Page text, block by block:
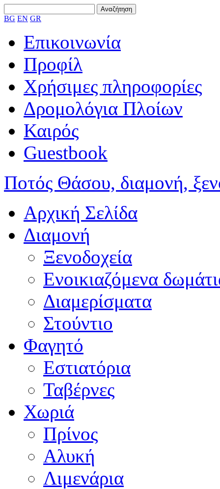
BG EN GR
Επικοινωνία
Προφίλ
Χρήσιμες πληροφορίες
Δρομολόγια Πλοίων
Καιρός
Guestbook
Ποτός Θάσου, διαμονή,
Αρχική Σελίδα
Διαμονή
Ξενοδοχεία
Ενοικιαζόμενα
Διαμερίσματα
Στούντιο
Φαγητό
Εστιατόρια
Ταβέρνες
Χωριά
Πρίνος
Αλυκή
Λιμενάρια